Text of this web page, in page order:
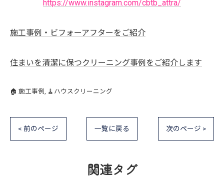
https://www.instagram.com/cbtb_attra/
施工事例・ビフォーアフターをご紹介
住まいを清潔に保つクリーニング事例をご紹介します
🏠 施工事例 🧹ハウスクリーニング
< 前のページ 一覧に戻る 次のページ >
関連タグ